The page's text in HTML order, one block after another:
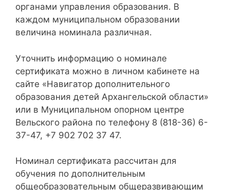
органами управления образования. В
каждом муниципальном образовании
величина номинала различная.
Уточнить информацию о номинале
сертификата можно в личном кабинете на
сайте «Навигатор дополнительного
образования детей Архангельской области»
или в Муниципальном опорном центре
Вельского района по телефону 8 (818-36) 6-
37-47, +7 902 702 37 47.
Номинал сертификата рассчитан для
обучения по дополнительным
общеобразовательным общеразвивающим